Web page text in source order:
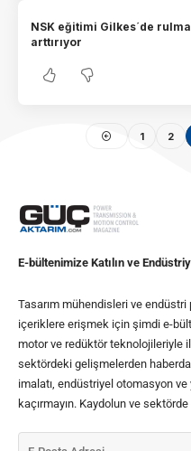
NSK eğitimi Gilkes´de
arttırıyor
1 2
E-bültenimize Katılın ve
Tasarım mühendisleri ve endüstri
içeriklere erişmek için şimdi e-
motor ve redüktör teknolojileriyle
sektördeki gelişmelerden
imalatı, endüstriyel otomasyon
kaçırmayın. Kaydolun ve